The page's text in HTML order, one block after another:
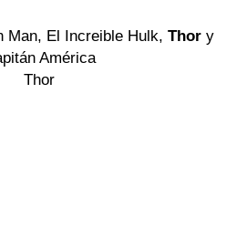
Man, El Increible Hulk, Thory
América
Thor